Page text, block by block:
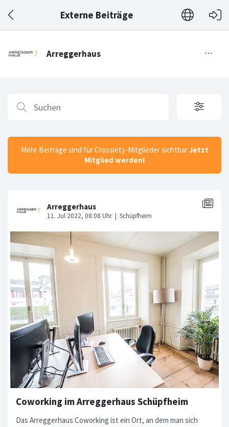
Externe Beiträge
Mehr Beiträge sind für Crossiety-Mitglieder sichtbarJetzt
Mitglied werden!
Coworking im Arreggerhaus Schüpfheim
Das Arreggerhaus Coworking ist ein Ort, an dem man sich